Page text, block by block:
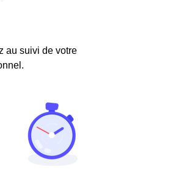
au suivi de votre